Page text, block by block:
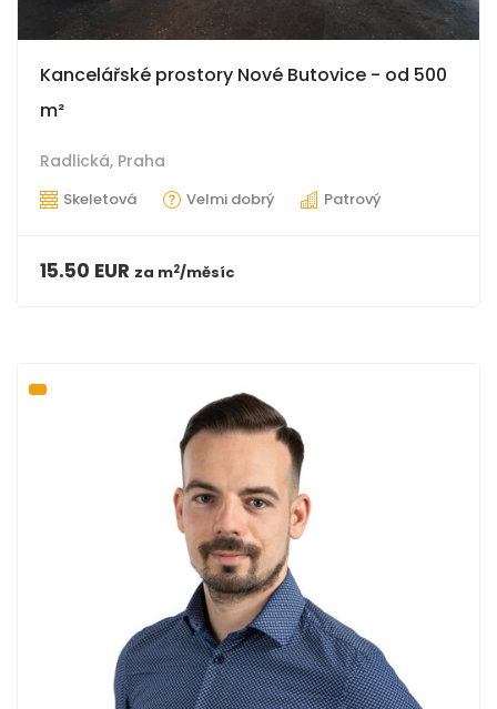
Kancelářské prostory Nové Butovice - od 500
m²
Radlická, Praha
Skeletová Velmi dobrý Patrový
15.50 EUR za m2/měsíc